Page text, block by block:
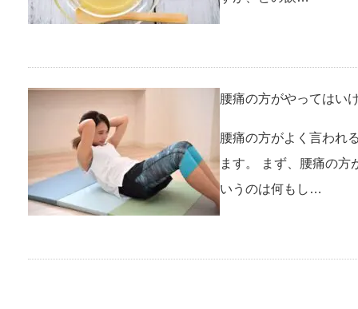
腰痛の方がやってはい
腰痛の方がよく言われ
ます。 まず、腰痛の方
いうのは何もし…